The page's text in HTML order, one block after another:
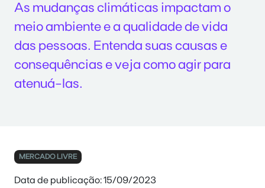
As mudanças climáticas impactam o
meio ambiente e a qualidade de vida
das pessoas. Entenda suas causas e
consequências e veja como agir para
atenuá-las.
MERCADO LIVRE
Data de publicação: 15/09/2023